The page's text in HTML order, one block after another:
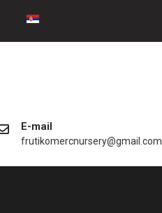
E-mail
frutikomercnursery@gmail.com